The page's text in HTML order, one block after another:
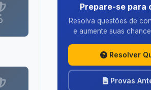
Prepare-se para
Resolva questões de
e aumente suas
Resolver
Provas